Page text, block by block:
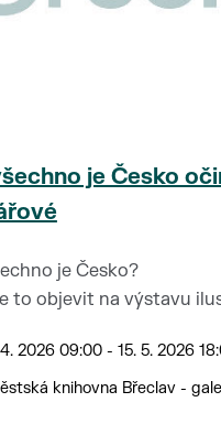
je Česko
je Česko?
to objevit na výstavu
zemi dívá s
humorem. Výstava je
doba knihovny:
a od 13 do 18 hodin.
4. 2026 09:00 - 15. 5. 2026
knihovna Břeclav -